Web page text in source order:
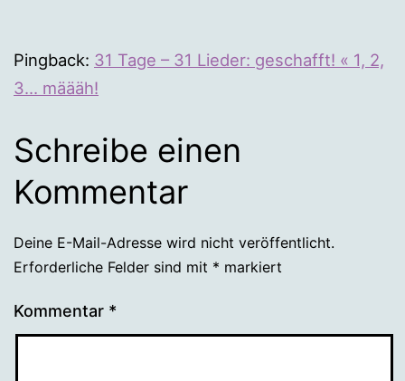
Pingback: 31 Tage – 31 Lieder: geschafft! « 1, 2,
3… määäh!
Schreibe einen
Kommentar
Deine E-Mail-Adresse wird nicht veröffentlicht.
Erforderliche Felder sind mit * markiert
Kommentar *